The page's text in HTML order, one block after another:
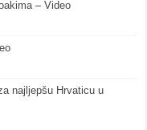
– Video
najljepšu Hrvaticu u